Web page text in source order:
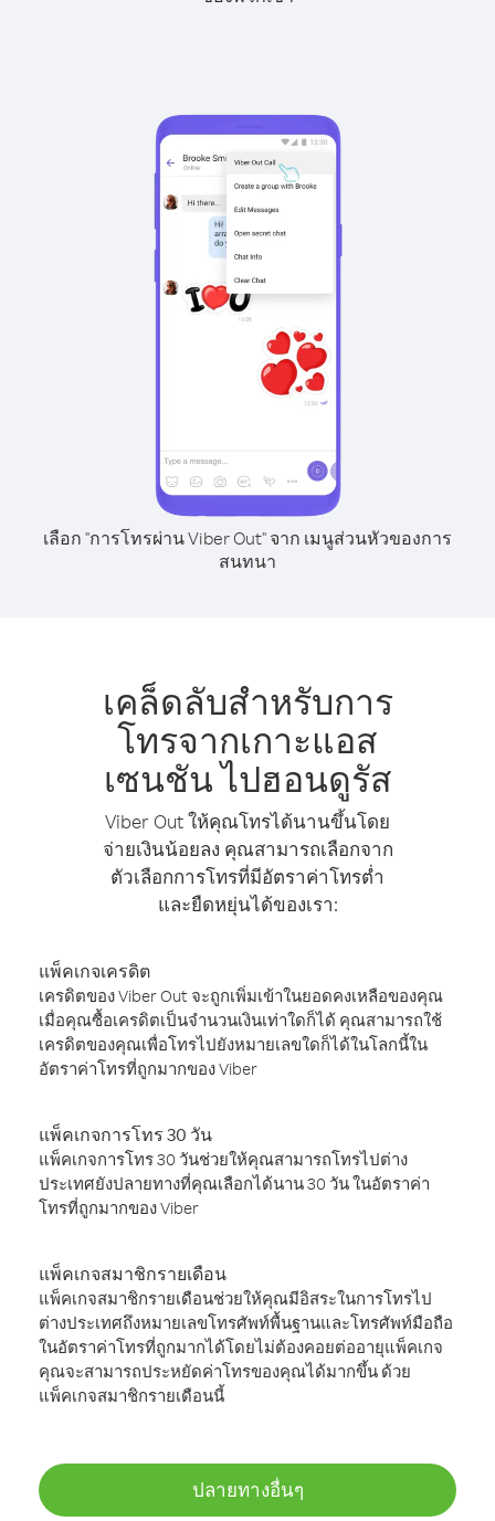
เลือก "การโทรผ่าน Viber Out" จาก เมนูส่วนหัวของการ
สนทนา
เคล็ดลับสำหรับการ
โทรจากเกาะแอส
เซนชัน ไปฮอนดูรัส
Viber Out ให้คุณโทรได้นานขึ้นโดย
จ่ายเงินน้อยลง คุณสามารถเลือกจาก
ตัวเลือกการโทรที่มีอัตราค่าโทรต่ำ
และยืดหยุ่นได้ของเรา:
แพ็คเกจเครดิต
เครดิตของ Viber Out จะถูกเพิ่มเข้าในยอดคงเหลือของคุณ
เมื่อคุณซื้อเครดิตเป็นจำนวนเงินเท่าใดก็ได้ คุณสามารถใช้
เครดิตของคุณเพื่อโทรไปยังหมายเลขใดก็ได้ในโลกนี้ใน
อัตราค่าโทรที่ถูกมากของ Viber
แพ็คเกจการโทร 30 วัน
แพ็คเกจการโทร 30 วันช่วยให้คุณสามารถโทรไปต่าง
ประเทศยังปลายทางที่คุณเลือกได้นาน 30 วัน ในอัตราค่า
โทรที่ถูกมากของ Viber
แพ็คเกจสมาชิกรายเดือน
แพ็คเกจสมาชิกรายเดือนช่วยให้คุณมีอิสระในการโทรไป
ต่างประเทศถึงหมายเลขโทรศัพท์พื้นฐานและโทรศัพท์มือถือ
ในอัตราค่าโทรที่ถูกมากได้โดยไม่ต้องคอยต่ออายุแพ็คเกจ
คุณจะสามารถประหยัดค่าโทรของคุณได้มากขึ้น ด้วย
แพ็คเกจสมาชิกรายเดือนนี้
ปลายทางอื่นๆ